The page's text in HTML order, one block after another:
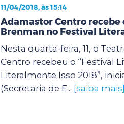
11/04/2018, às 15:14
Adamastor Centro recebe
Brenman no Festival
Nesta quarta-feira, 11, o
Centro recebeu o “Festival
Literalmente Isso 2018”,
(Secretaria de E... [saiba mais]